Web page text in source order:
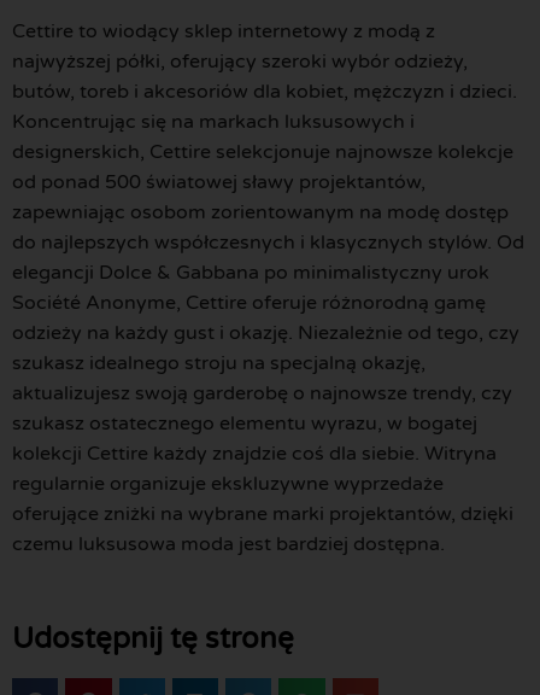
Cettire to wiodący sklep internetowy z modą z
najwyższej półki, oferujący szeroki wybór odzieży,
butów, toreb i akcesoriów dla kobiet, mężczyzn i dzieci.
Koncentrując się na markach luksusowych i
designerskich, Cettire selekcjonuje najnowsze kolekcje
od ponad 500 światowej sławy projektantów,
zapewniając osobom zorientowanym na modę dostęp
do najlepszych współczesnych i klasycznych stylów. Od
elegancji Dolce & Gabbana po minimalistyczny urok
Société Anonyme, Cettire oferuje różnorodną gamę
odzieży na każdy gust i okazję. Niezależnie od tego, czy
szukasz idealnego stroju na specjalną okazję,
aktualizujesz swoją garderobę o najnowsze trendy, czy
szukasz ostatecznego elementu wyrazu, w bogatej
kolekcji Cettire każdy znajdzie coś dla siebie. Witryna
regularnie organizuje ekskluzywne wyprzedaże
oferujące zniżki na wybrane marki projektantów, dzięki
czemu luksusowa moda jest bardziej dostępna.
Udostępnij tę stronę